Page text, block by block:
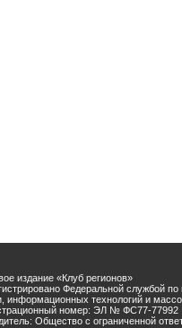
издание «Клуб регионов»
Федеральной службой
информационных технологий и
номер: ЭЛ № ФС77-77992
Общество с ограниченной